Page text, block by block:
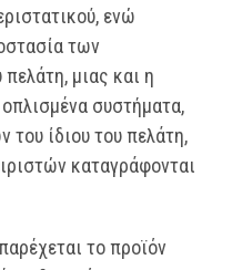
ενώ
των
μιας και η
συστήματα,
του ίδιου του πελάτη,
καταγράφονται
το προϊόν